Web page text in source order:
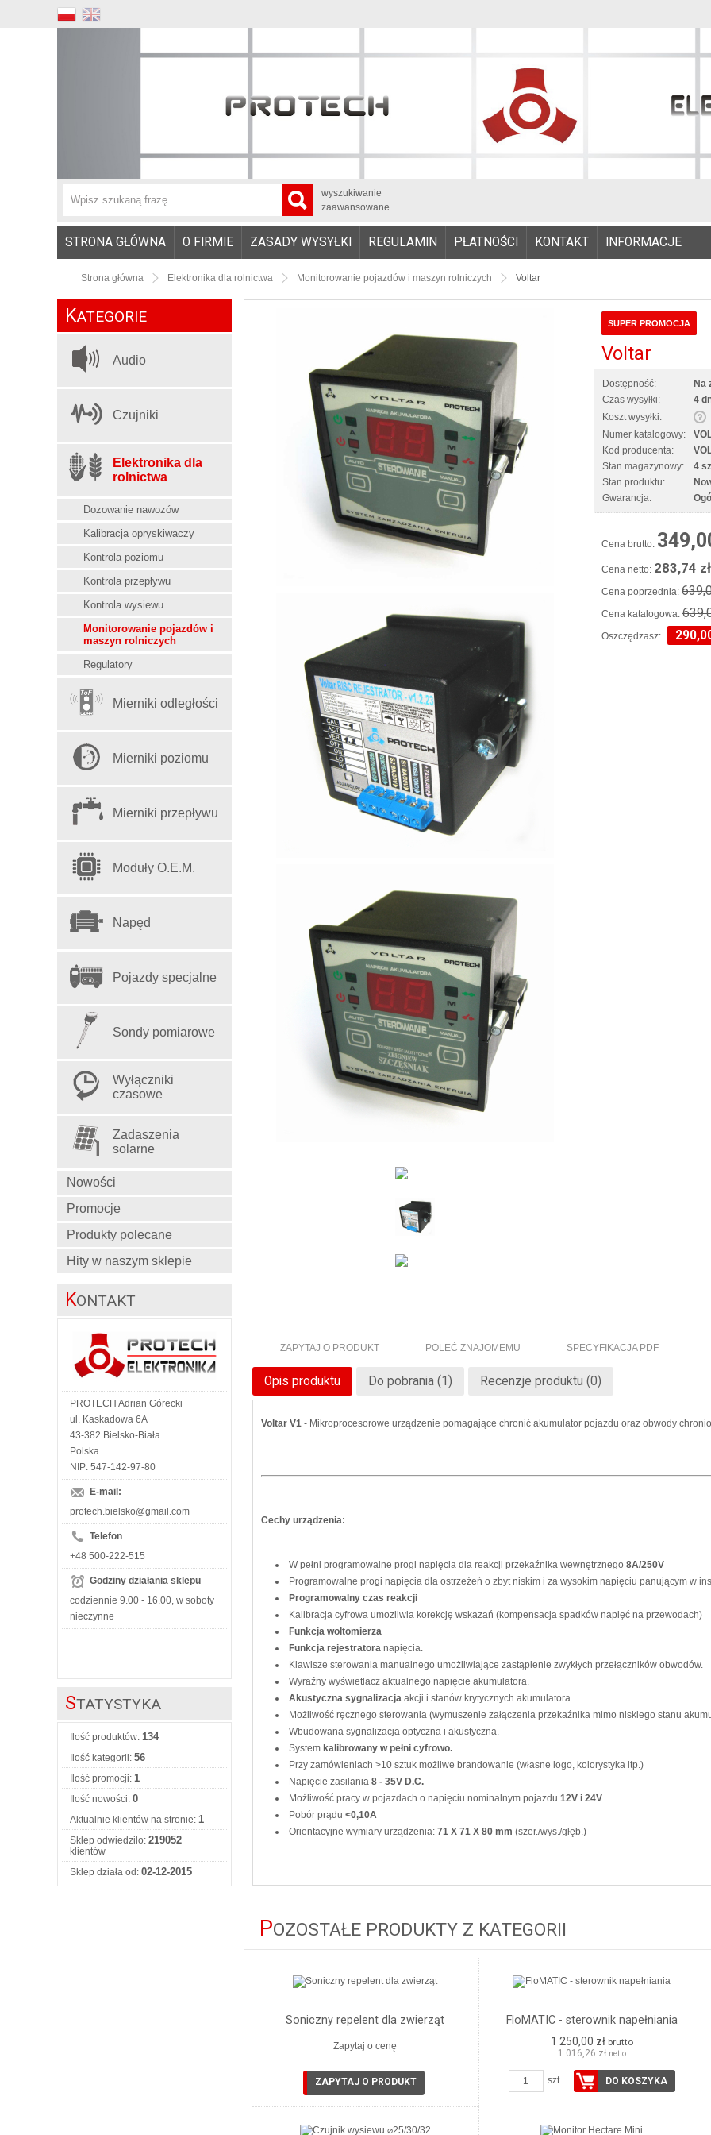
wyszukiwanie
zaawansowane
STRONA GŁÓWNA O FIRMIE ZASADY WYSYŁKI REGULAMIN PŁATNOŚCI KONTAKT INFORMACJE
Strona główna Elektronika dla rolnictwa Monitorowanie pojazdów i maszyn rolniczych Voltar
KATEGORIE
Audio
Czujniki
Elektronika dla
rolnictwa
Dozowanie nawozów
Kalibracja opryskiwaczy
Kontrola poziomu
Kontrola przepływu
Kontrola wysiewu
Monitorowanie pojazdów i
maszyn rolniczych
Regulatory
Mierniki odległości
Mierniki poziomu
Mierniki przepływu
Moduły O.E.M.
Napęd
Pojazdy specjalne
Sondy pomiarowe
Wyłączniki
czasowe
Zadaszenia
solarne
Nowości
Promocje
Produkty polecane
Hity w naszym sklepie
KONTAKT
PROTECH Adrian Górecki
ul. Kaskadowa 6A
43-382 Bielsko-Biała
Polska
NIP: 547-142-97-80
E-mail:
protech.bielsko@gmail.com
Telefon
+48 500-222-515
Godziny działania sklepu
codziennie 9.00 - 16.00, w soboty
nieczynne
STATYSTYKA
Ilość produktów: 134
Ilość kategorii: 56
Ilość promocji: 1
Ilość nowości: 0
Aktualnie klientów na stronie: 1
Sklep odwiedziło: 219052
klientów
Sklep działa od: 02-12-2015
SUPER PROMOCJA
Voltar
Dostępność:
Na
Czas wysyłki:
4
Koszt wysyłki:
Numer katalogowy:
Kod producenta:
Stan magazynowy:
4
Stan produktu:
Gwarancja:
Cena brutto:
Cena netto: 283,74 zł
Cena poprzednia:
Cena katalogowa:
Oszczędzasz:
ZAPYTAJ O PRODUKT POLEĆ ZNAJOMEMU SPECYFIKACJA PDF
Opis produktu Do pobrania (1) Recenzje produktu (0)
Voltar V1 - Mikroprocesorowe urządzenie pomagające chronić akumulator pojazdu oraz obwody
Cechy urządzenia:
W pełni programowalne progi napięcia dla reakcji przekaźnika wewnętrznego 8A/250V
Programowalne progi napięcia dla ostrzeżeń o zbyt niskim i za wysokim napięciu panującym w
Programowalny czas reakcji
Kalibracja cyfrowa umozliwia korekcję wskazań (kompensacja spadków napięć na przewodach)
Funkcja woltomierza
Funkcja rejestratora napięcia.
Klawisze sterowania manualnego umożliwiające zastąpienie zwykłych przełączników obwodów.
Wyraźny wyświetlacz aktualnego napięcie akumulatora.
Akustyczna sygnalizacja akcji i stanów krytycznych akumulatora.
Możliwość ręcznego sterowania (wymuszenie załączenia przekaźnika mimo niskiego stanu
Wbudowana sygnalizacja optyczna i akustyczna.
System kalibrowany w pełni cyfrowo.
Przy zamówieniach >10 sztuk możliwe brandowanie (własne logo, kolorystyka itp.)
Napięcie zasilania 8 - 35V D.C.
Możliwość pracy w pojazdach o napięciu nominalnym pojazdu 12V i 24V
Pobór prądu <0,10A
Orientacyjne wymiary urządzenia: 71 X 71 X 80 mm (szer./wys./głęb.)
POZOSTAŁE PRODUKTY Z KATEGORII
Soniczny repelent dla zwierząt
Zapytaj o cenę
ZAPYTAJ O PRODUKT
FloMATIC - sterownik napełniania
1 250,00 zł brutto
1 016,26 zł netto
szt. DO KOSZYKA